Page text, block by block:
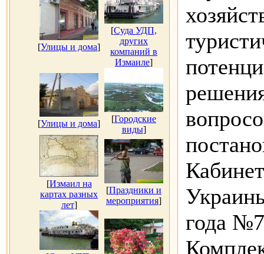
[Улицы и дома]
[Суда УДП,
других
компаний в
Измаиле]
[Улицы и дома] [Городские
виды]
[Измаил на
картах разных
лет]
[Праздники и
мероприятия]
года